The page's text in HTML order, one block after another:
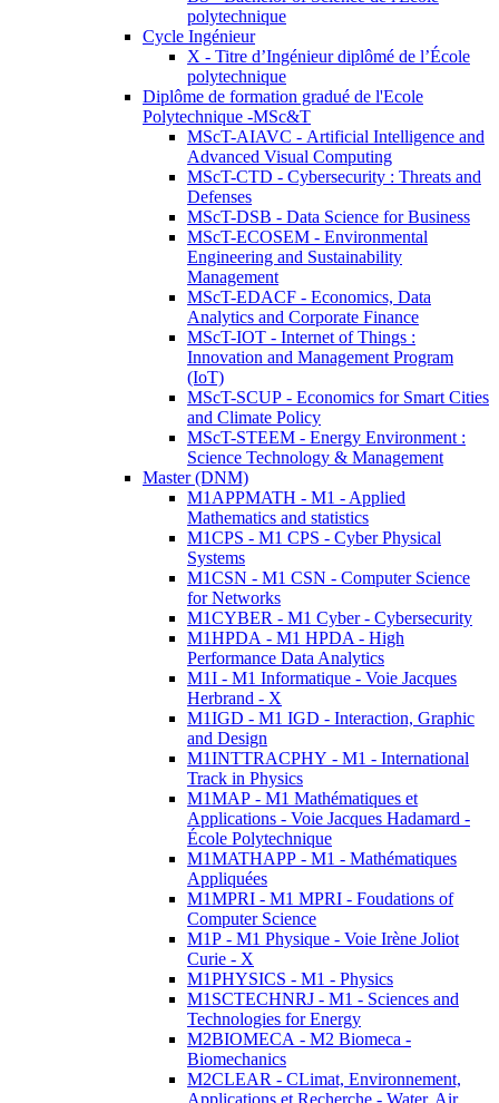
polytechnique
Cycle Ingénieur
X - Titre d’Ingénieur diplômé de l’École
polytechnique
Diplôme de formation gradué de l'Ecole
Polytechnique -MSc&T
MScT-AIAVC - Artificial Intelligence and
Advanced Visual Computing
MScT-CTD - Cybersecurity : Threats and
Defenses
MScT-DSB - Data Science for Business
MScT-ECOSEM - Environmental
Engineering and Sustainability
Management
MScT-EDACF - Economics, Data
Analytics and Corporate Finance
MScT-IOT - Internet of Things :
Innovation and Management Program
(IoT)
MScT-SCUP - Economics for Smart Cities
and Climate Policy
MScT-STEEM - Energy Environment :
Science Technology & Management
Master (DNM)
M1APPMATH - M1 - Applied
Mathematics and statistics
M1CPS - M1 CPS - Cyber Physical
Systems
M1CSN - M1 CSN - Computer Science
for Networks
M1CYBER - M1 Cyber - Cybersecurity
M1HPDA - M1 HPDA - High
Performance Data Analytics
M1I - M1 Informatique - Voie Jacques
Herbrand - X
M1IGD - M1 IGD - Interaction, Graphic
and Design
M1INTTRACPHY - M1 - International
Track in Physics
M1MAP - M1 Mathématiques et
Applications - Voie Jacques Hadamard -
École Polytechnique
M1MATHAPP - M1 - Mathématiques
Appliquées
M1MPRI - M1 MPRI - Foudations of
Computer Science
M1P - M1 Physique - Voie Irène Joliot
Curie - X
M1PHYSICS - M1 - Physics
M1SCTECHNRJ - M1 - Sciences and
Technologies for Energy
M2BIOMECA - M2 Biomeca -
Biomechanics
M2CLEAR - CLimat, Environnement,
Applications et Recherche - Water, Air,